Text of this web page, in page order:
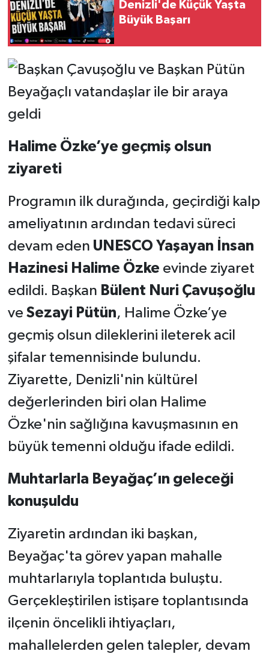
Denizli'de Küçük Yaşta
Büyük Başarı
Halime Özke’ye geçmiş olsun
ziyareti
Programın ilk durağında, geçirdiği kalp
ameliyatının ardından tedavi süreci
devam eden UNESCO Yaşayan İnsan
Hazinesi Halime Özke evinde ziyaret
edildi. Başkan Bülent Nuri Çavuşoğlu
ve Sezayi Pütün, Halime Özke’ye
geçmiş olsun dileklerini ileterek acil
şifalar temennisinde bulundu.
Ziyarette, Denizli'nin kültürel
değerlerinden biri olan Halime
Özke'nin sağlığına kavuşmasının en
büyük temenni olduğu ifade edildi.
Muhtarlarla Beyağaç’ın geleceği
konuşuldu
Ziyaretin ardından iki başkan,
Beyağaç'ta görev yapan mahalle
muhtarlarıyla toplantıda buluştu.
Gerçekleştirilen istişare toplantısında
ilçenin öncelikli ihtiyaçları,
mahallelerden gelen talepler, devam